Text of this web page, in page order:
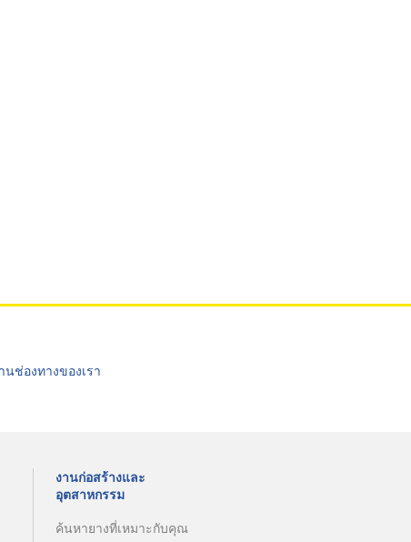
ช่องทางของเรา
งานก่อสร้างและ
อุตสาหกรรม
ค้นหายางที่เหมาะกับคุณ